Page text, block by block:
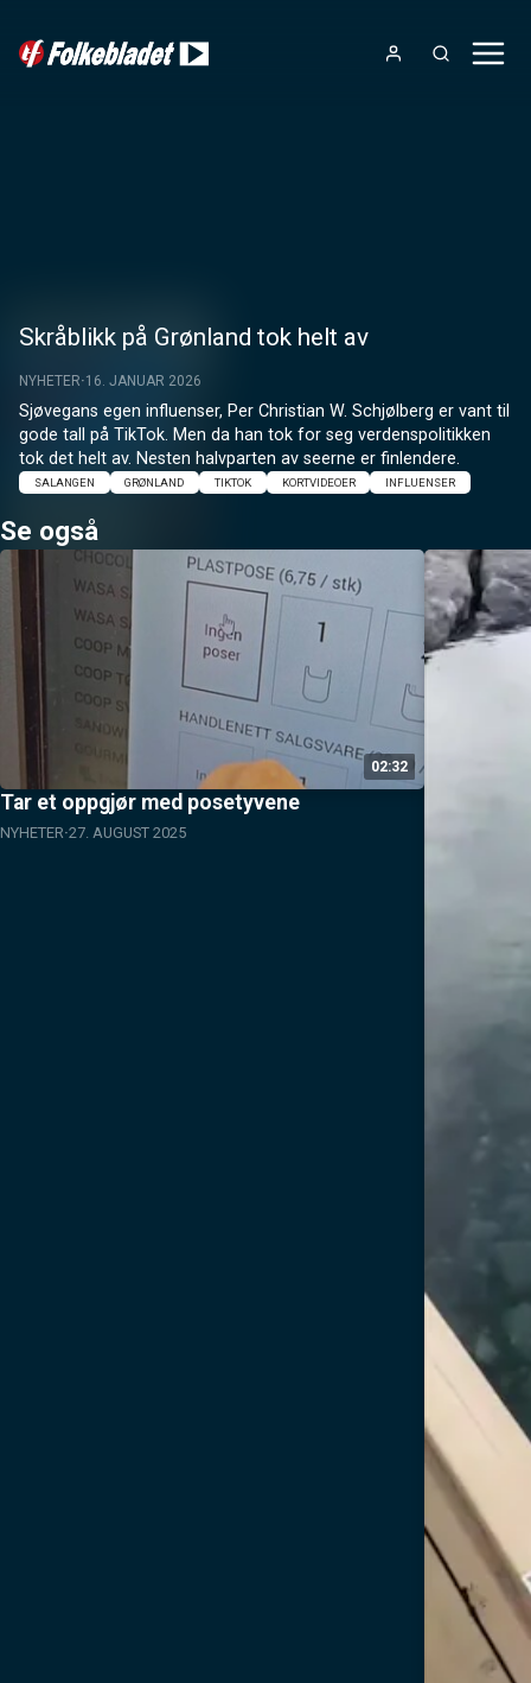
Skråblikk på Grønland tok helt av
NYHETER 16. JANUAR 2026
Sjøvegans egen influenser, Per Christian W. Schjølberg er vant til
gode tall på TikTok. Men da han tok for seg verdenspolitikken
tok det helt av. Nesten halvparten av seerne er finlendere.
SALANGEN GRØNLAND TIKTOK KORTVIDEOER INFLUENSER
Se også
02:32
Tar et oppgjør med posetyvene
NYHETER 27. AUGUST 2025